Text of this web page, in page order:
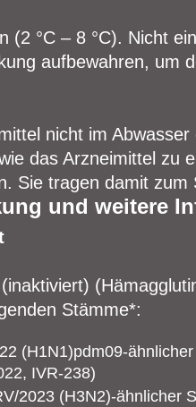
(2 °C – 8 °C). Nicht
aufbewahren, um
nicht im
das Arzneimittel zu
Sie tragen damit zum
und weitere
Stämme*:
(H1N1)pdm09-
IVR-238)
2023 (H3N2)-ähnlicher